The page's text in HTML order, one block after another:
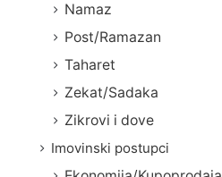
Namaz
Post/Ramazan
Taharet
Zekat/Sadaka
Zikrovi i dove
Imovinski postupci